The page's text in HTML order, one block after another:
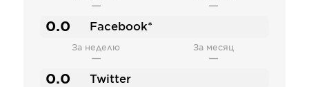
— —
0.0 Facebook*
За неделю
—
За месяц
—
0.0 Twitter